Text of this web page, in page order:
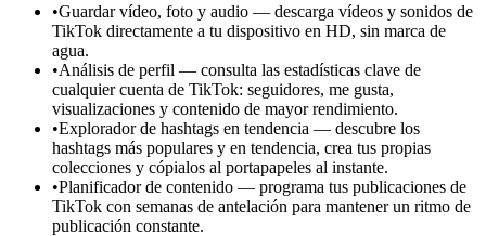
•Guardar vídeo, foto y audio — descarga vídeos y sonidos de
TikTok directamente a tu dispositivo en HD, sin marca de
agua.
•Análisis de perfil — consulta las estadísticas clave de
cualquier cuenta de TikTok: seguidores, me gusta,
visualizaciones y contenido de mayor rendimiento.
•Explorador de hashtags en tendencia — descubre los
hashtags más populares y en tendencia, crea tus propias
colecciones y cópialos al portapapeles al instante.
•Planificador de contenido — programa tus publicaciones de
TikTok con semanas de antelación para mantener un ritmo de
publicación constante.